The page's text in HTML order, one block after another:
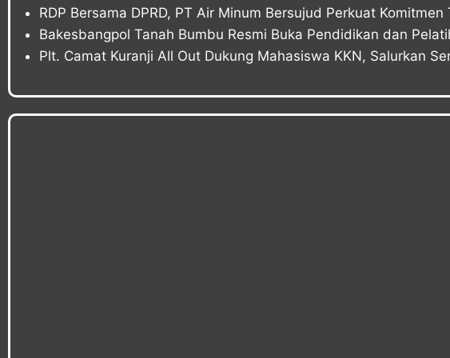
RDP Bersama DPRD, PT Air Minum Bersujud Perkuat
Bakesbangpol Tanah Bumbu Resmi Buka Pendidikan dan
Plt. Camat Kuranji All Out Dukung Mahasiswa KKN, Salurkan